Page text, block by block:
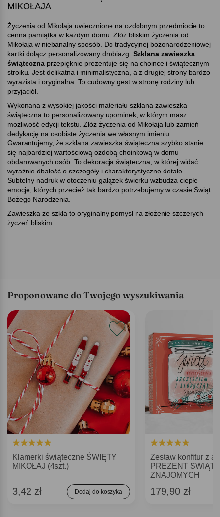
MIKOŁAJA
Życzenia od Mikołaja uwiecznione na ozdobnym przedmiocie to
cenna pamiątka w każdym domu. Złóż bliskim życzenia od
Mikołaja w niebanalny sposób. Do tradycyjnej bożonarodzeniowej
kartki dołącz personalizowany drobiazg. Szklana zawieszka
świąteczna przepięknie prezentuje się na choince i świątecznym
stroiku. Jest delikatna i minimalistyczna, a z drugiej strony bardzo
wyrazista i oryginalna. To cudowny gest w stronę rodziny lub
przyjaciół.
Wykonana z wysokiej jakości materiału szklana zawieszka
świąteczna to personalizowany upominek, w którym masz
możliwość edycji tekstu. Złóż życzenia od Mikołaja lub zamień
dedykację na osobiste życzenia we własnym imieniu.
Gwarantujemy, że szklana zawieszka świąteczna szybko stanie
się najbardziej wartościową ozdobą choinkową w domu
obdarowanych osób. To dekoracja świąteczna, w której widać
wyraźnie dbałość o szczegóły i charakterystyczne detale.
Subtelny nadruk w otoczeniu gałązek świerku wzbudza ciepłe
emocje, których przecież tak bardzo potrzebujemy w czasie Świąt
Bożego Narodzenia.
Zawieszka ze szkła to oryginalny pomysł na złożenie szczerych
życzeń bliskim.
Proponowane do Twojego wyszukiwania
Klamerki świąteczne ŚWIĘTY
MIKOŁAJ (4szt.)
3,42 zł Dodaj do koszyka
Zestaw konfitur z
PREZENT
ZNAJOMYCH
179,90 zł